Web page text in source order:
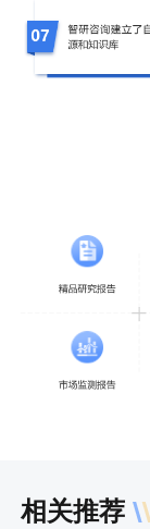
相关推荐